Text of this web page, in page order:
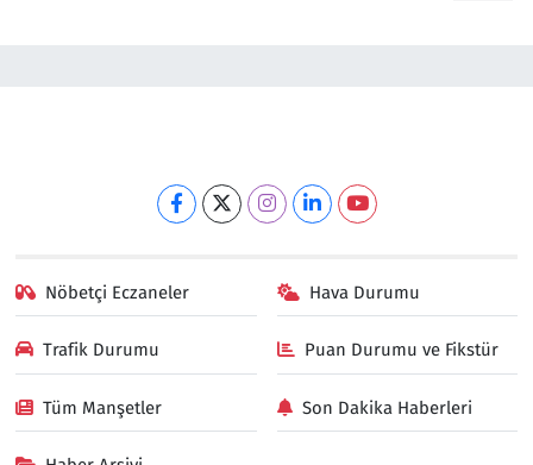
Nöbetçi Eczaneler Hava Durumu
Trafik Durumu Puan Durumu ve Fikstür
Tüm Manşetler Son Dakika Haberleri